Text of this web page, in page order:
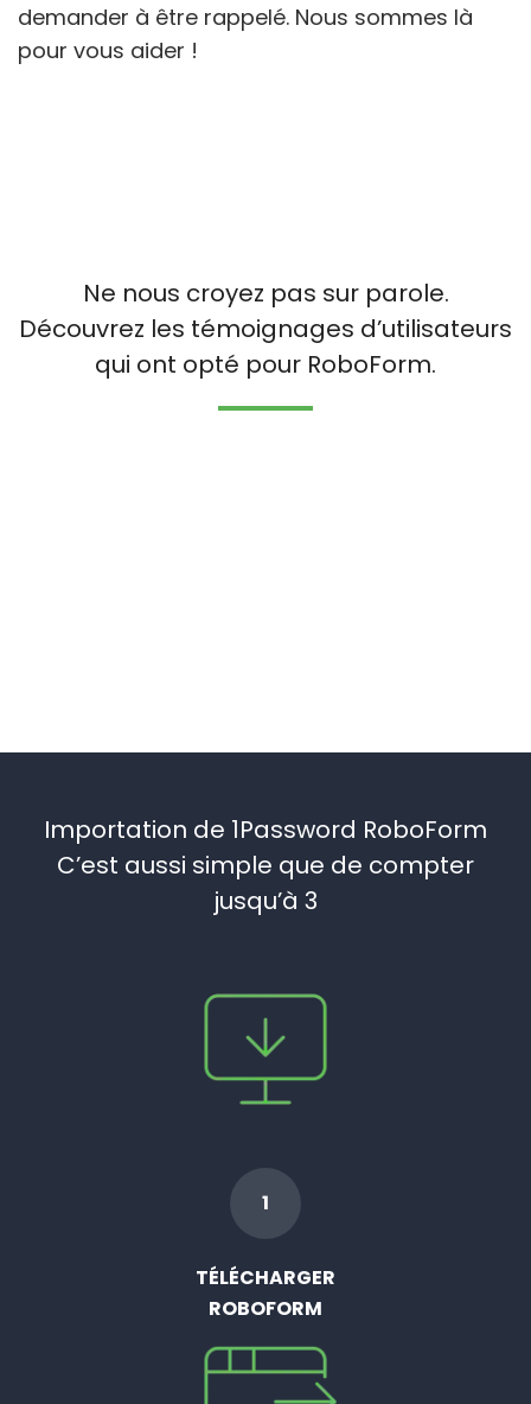
demander à être rappelé. Nous sommes là
pour vous aider !
Ne nous croyez pas sur parole.
Découvrez les témoignages d’utilisateurs
qui ont opté pour RoboForm.
Importation de 1Password RoboForm
C’est aussi simple que de compter
jusqu’à 3
1
TÉLÉCHARGER
ROBOFORM